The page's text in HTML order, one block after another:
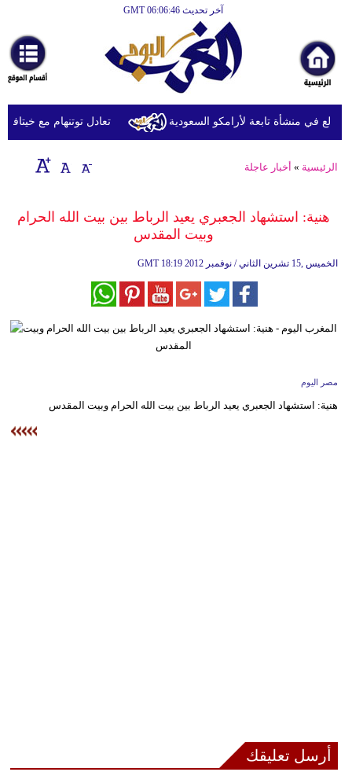
آخر تحديث GMT 06:06:46
أخبارعاجلة
رياضة
ثقافة
إقتصاد
وموسيقى
سياحة
أخبار
مدوَّنات
تعادل توتنهام مع خيتافي في منشأة تابعة لأرامكو السعودية
الرئيسية » أخبار عاجلة
هنية: استشهاد الجعبري يعيد الرباط بين بيت الله الحرام
وبيت المقدس
GMT 18:19 2012 الخميس ,15 تشرين الثاني / نوفمبر
مصر اليوم
هنية: استشهاد الجعبري يعيد الرباط بين بيت الله الحرام وبيت المقدس
أرسل تعليقك